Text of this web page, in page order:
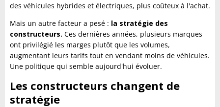
des véhicules hybrides et électriques, plus coûteux à l'achat.
Mais un autre facteur a pesé : la stratégie des
constructeurs. Ces dernières années, plusieurs marques
ont privilégié les marges plutôt que les volumes,
augmentant leurs tarifs tout en vendant moins de véhicules.
Une politique qui semble aujourd'hui évoluer.
Les constructeurs changent de
stratégie